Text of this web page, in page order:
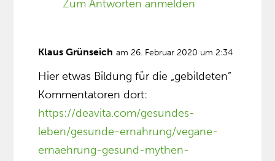
Zum Antworten anmelden
Klaus Grünseich am 26. Februar 2020 um 2:34
Hier etwas Bildung für die „gebildeten”
Kommentatoren dort:
https://deavita.com/gesundes-
leben/gesunde-ernahrung/vegane-
ernaehrung-gesund-mythen-